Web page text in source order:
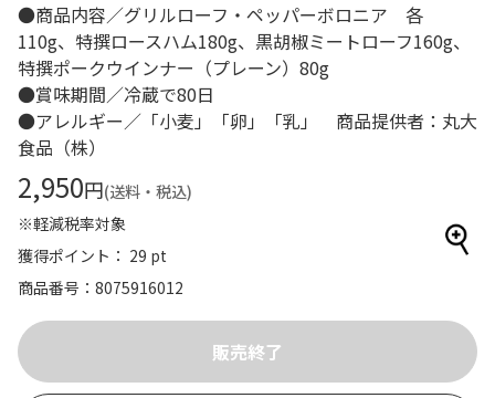
●商品内容／グリルローフ・ペッパーボロニア 各
110g、特撰ロースハム180g、黒胡椒ミートローフ160g、
特撰ポークウインナー（プレーン）80g
●賞味期間／冷蔵で80日
●アレルギー／「小麦」「卵」「乳」 商品提供者：丸大
食品（株）
2,950円(送料・税込)
※軽減税率対象
獲得ポイント： 29 pt
商品番号
8075916012